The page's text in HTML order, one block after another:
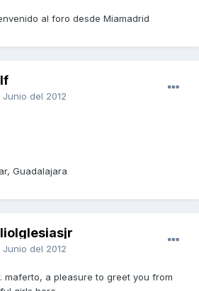
al foro desde Miamadrid
Junio del 2012
Guadalajara
Junio del 2012
maferto, a pleasure to greet you from